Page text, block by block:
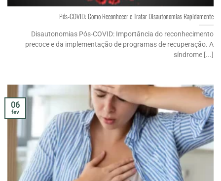
Pós-COVID: Como Reconhecer e Tratar Disautonomias Rapidamente
Disautonomias Pós-COVID: Importância do reconhecimento
precoce e da implementação de programas de recuperação. A
síndrome [...]
06
fev